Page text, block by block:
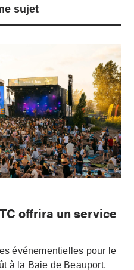
sujet
offrira un service
événementielles pour le
à la Baie de Beauport,